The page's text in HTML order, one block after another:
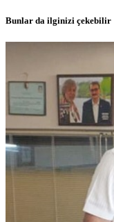
Bunlar da ilginizi çekebilir